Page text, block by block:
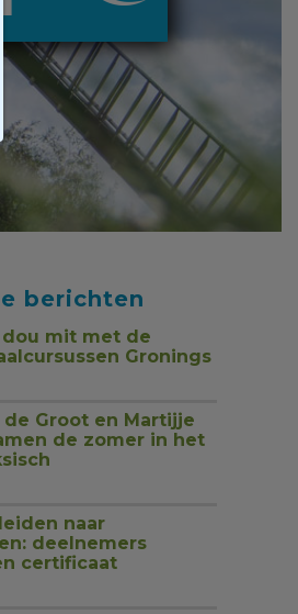
berichten
dou mit met de
Gronings
de Groot en Martijje
de zomer in het
naar
deelnemers
certificaat